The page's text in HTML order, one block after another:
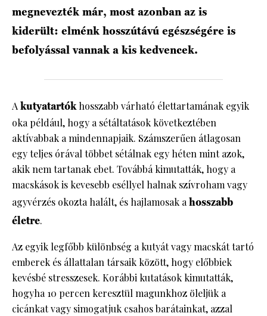
megnevezték már, most azonban az is
kiderült: elménk hosszútávú egészségére is
befolyással vannak a kis kedvencek.
A kutyatartók hosszabb várható élettartamának egyik
oka például, hogy a sétáltatások következtében
aktívabbak a mindennapjaik. Számszerűen átlagosan
egy teljes órával többet sétálnak egy héten mint azok,
akik nem tartanak ebet. Továbbá kimutatták, hogy a
macskások is kevesebb eséllyel halnak szívroham vagy
agyvérzés okozta halált, és hajlamosak a hosszabb
életre.
Az egyik legfőbb különbség a kutyát vagy macskát tartó
emberek és állattalan társaik között, hogy előbbiek
kevésbé stresszesek. Korábbi kutatások kimutatták,
hogyha 10 percen keresztül magunkhoz öleljük a
cicánkat vagy simogatjuk csahos barátainkat, azzal